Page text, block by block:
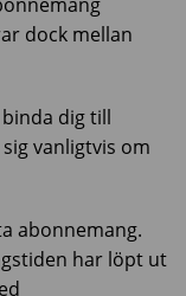
dock mellan
dig till
vanligtvis om
abonnemang.
har löpt ut